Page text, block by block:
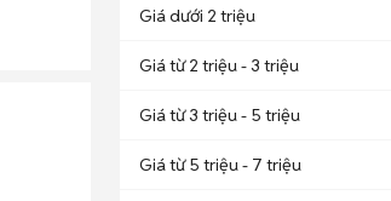
Giá dưới 2 triệu
Giá từ 2 triệu - 3 triệu
Giá từ 3 triệu - 5 triệu
Giá từ 5 triệu - 7 triệu